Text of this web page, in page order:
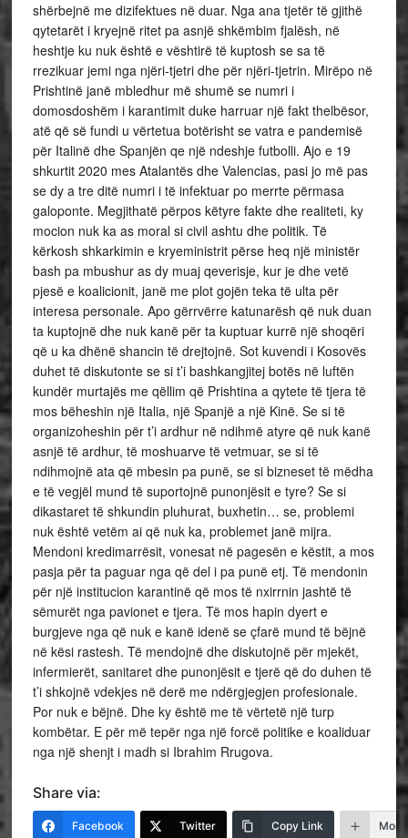
shërbejnë me dizifektues në duar. Nga ana tjetër të gjithë
qytetarët i kryejnë ritet pa asnjë shkëmbim fjalësh, në
heshtje ku nuk është e vështirë të kuptosh se sa të
rrezikuar jemi nga njëri-tjetri dhe për njëri-tjetrin. Mirëpo në
Prishtinë janë mbledhur më shumë se numri i
domosdoshëm i karantimit duke harruar një fakt thelbësor,
atë që së fundi u vërtetua botërisht se vatra e pandemisë
për Italinë dhe Spanjën qe një ndeshje futbolli. Ajo e 19
shkurtit 2020 mes Atalantës dhe Valencias, pasi jo më pas
se dy a tre ditë numri i të infektuar po merrte përmasa
galoponte. Megjithatë përpos këtyre fakte dhe realiteti, ky
mocion nuk ka as moral si civil ashtu dhe politik. Të
kërkosh shkarkimin e kryeministrit përse heq një ministër
bash pa mbushur as dy muaj qeverisje, kur je dhe vetë
pjesë e koalicionit, janë me plot gojën teka të ulta për
interesa personale. Apo gërrvërre katunarësh që nuk duan
ta kuptojnë dhe nuk kanë për ta kuptuar kurrë një shoqëri
që u ka dhënë shancin të drejtojnë. Sot kuvendi i Kosovës
duhet të diskutonte se si t’i bashkangjitej botës në luftën
kundër murtajës me qëllim që Prishtina a qytete të tjera të
mos bëheshin një Italia, një Spanjë a një Kinë. Se si të
organizoheshin për t’i ardhur në ndihmë atyre që nuk kanë
asnjë të ardhur, të moshuarve të vetmuar, se si të
ndihmojnë ata që mbesin pa punë, se si bizneset të mëdha
e të vegjël mund të suportojnë punonjësit e tyre? Se si
dikastaret të shkundin pluhurat, buxhetin… se, problemi
nuk është vetëm ai që nuk ka, problemet janë mijra.
Mendoni kredimarrësit, vonesat në pagesën e këstit, a mos
pasja për ta paguar nga që del i pa punë etj. Të mendonin
për një institucion karantinë që mos të nxirrnin jashtë të
sëmurët nga pavionet e tjera. Të mos hapin dyert e
burgjeve nga që nuk e kanë idenë se çfarë mund të bëjnë
në kësi rastesh. Të mendojnë dhe diskutojnë për mjekët,
infermierët, sanitaret dhe punonjësit e tjerë që do duhen të
t’i shkojnë vdekjes në derë me ndërgjegjen profesionale.
Por nuk e bëjnë. Dhe ky është me të vërtetë një turp
kombëtar. E për më tepër nga një forcë politike e koaliduar
nga një shenjt i madh si Ibrahim Rrugova.
Share via:
Facebook Twitter Copy Link More